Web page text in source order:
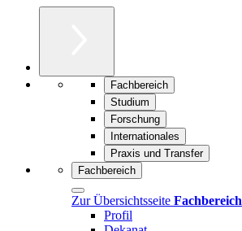
Fachbereich
Studium
Forschung
Internationales
Praxis und Transfer
Fachbereich
Zur Übersichtsseite Fachbereich
Profil